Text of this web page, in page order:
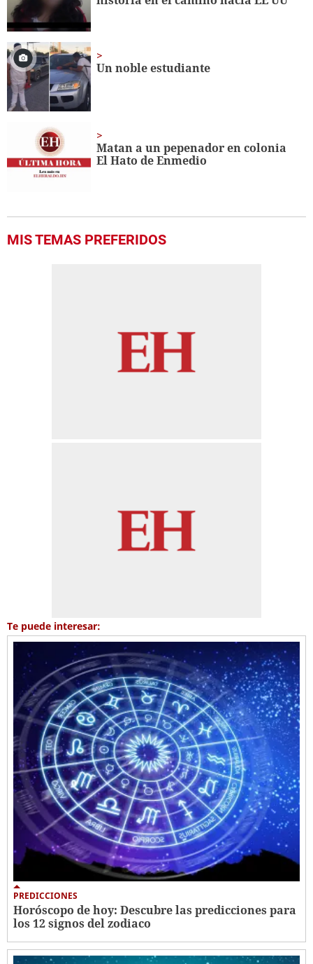
Un noble estudiante
Matan a un pepenador en colonia
El Hato de Enmedio
MIS TEMAS PREFERIDOS
Te puede interesar:
PREDICCIONES
Horóscopo de hoy: Descubre las predicciones para
los 12 signos del zodiaco